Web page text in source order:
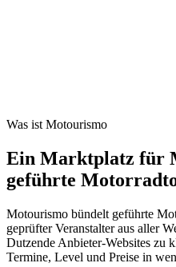
Was ist Motourismo
Ein Marktplatz für
geführte
Motourismo bündelt geführte
geprüfter Veranstalter aus aller
Dutzende Anbieter-Websites zu
Termine, Level und Preise in